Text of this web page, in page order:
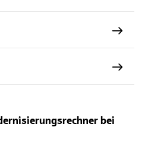
bei